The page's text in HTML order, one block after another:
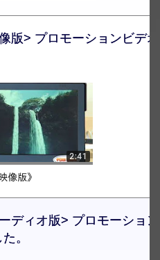
版> プロモーションビデ
ディオ版> プロモーショ
た。